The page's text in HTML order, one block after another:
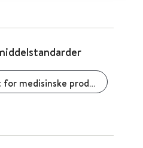
Direktoratet for medisinske produkter (DMP)